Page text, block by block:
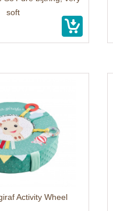
soft
Activity Wheel